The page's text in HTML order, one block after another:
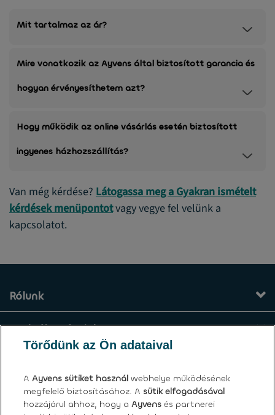
Mit tartalmaz az ár?
Mire vonatkozik az Ayvens által biztosított garancia és
hogyan érvényesíthetem azt?
Hogy működik az online vásárlás esetén biztosított
ingyenes házhozszállítás?
Van még kérdése? Látogassa meg a Gyakran ismételt
kérdések menüpontotvagy vegye fel velünk a
kapcsolatot.
Rólunk
Szolgáltatásaink
Általános felhasználási feltételek
Törődünk az Ön adataival
AAyvens sütiket használ webhelye működésének
megfelelő biztosításához. A sütik elfogadásával
hozzájárul ahhoz, hogy aAyvens és partnerei